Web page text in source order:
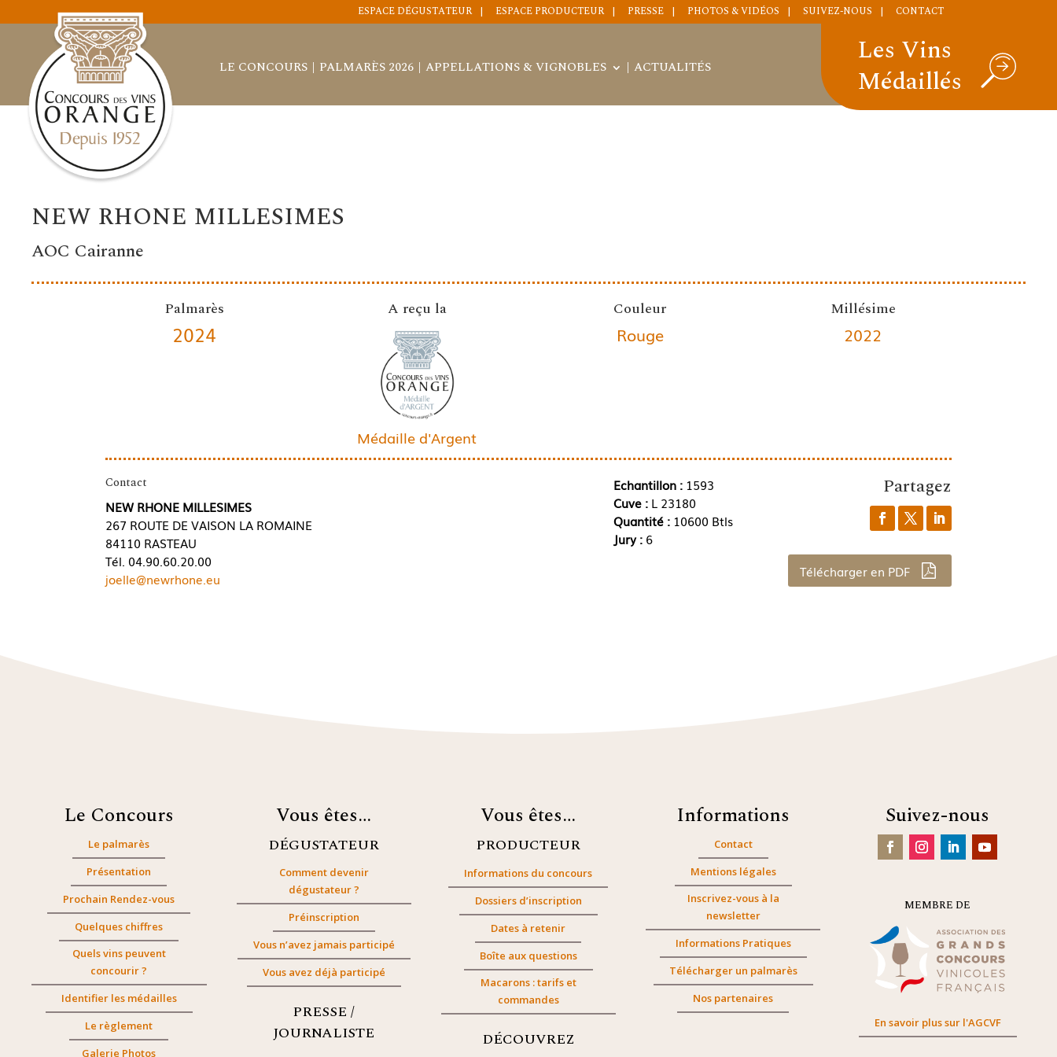
ESPACE DÉGUSTATEUR ESPACE PRODUCTEUR PRESSE PHOTOS & VIDÉOS SUIVEZ-NOUS CONTACT
LE CONCOURS PALMARÈS 2026 APPELLATIONS & VIGNOBLES ACTUALITÉS
Les Vins
Médaillés
NEW RHONE MILLESIMES
AOC Cairanne
Palmarès
2024
A reçu la
Médaille d'Argent
Couleur
Rouge
Millésime
2022
Contact
NEW RHONE MILLESIMES
267 ROUTE DE VAISON LA ROMAINE
84110 RASTEAU
Tél. 04.90.60.20.00
joelle@newrhone.eu
Echantillon :1593
Cuve : L 23180
Quantité : 10600 Btls
Jury : 6
Partagez
Télécharger en PDF
Le Concours
Le palmarès
Présentation
Prochain Rendez-vous
Quelques chiffres
Quels vins peuvent
concourir ?
Identifier les médailles
Le règlement
Galerie Photos
Vous êtes…
DÉGUSTATEUR
Comment devenir
dégustateur ?
Préinscription
Vous n’avez jamais participé
Vous avez déjà participé
PRESSE /
JOURNALISTE
Vous êtes…
PRODUCTEUR
Informations du concours
Dossiers d’inscription
Dates à retenir
Boîte aux questions
Macarons : tarifs et
commandes
DÉCOUVREZ
Informations
Contact
Mentions légales
Inscrivez-vous à la
newsletter
Informations Pratiques
Télécharger un palmarès
Nos partenaires
Suivez-nous
MEMBRE DE
En savoir plus sur l'AGCVF